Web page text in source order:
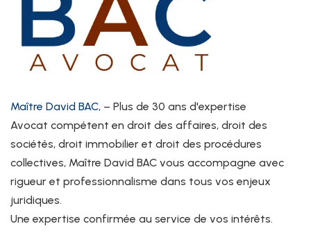
Maître David BAC, – Plus de 30 ans d'expertise
Avocat compétent en droit des affaires, droit des
sociétés, droit immobilier et droit des procédures
collectives, Maître David BAC vous accompagne avec
rigueur et professionnalisme dans tous vos enjeux
juridiques.
Une expertise confirmée au service de vos intérêts.